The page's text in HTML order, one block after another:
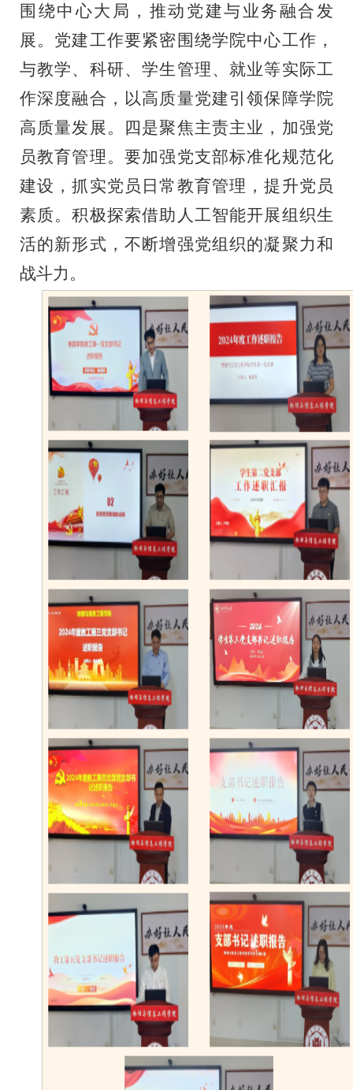
围绕中心大局，推动党建与业务融合发
展。党建工作要紧密围绕学院中心工作，
与教学、科研、学生管理、就业等实际工
作深度融合，以高质量党建引领保障学院
高质量发展。四是聚焦主责主业，加强党
员教育管理。要加强党支部标准化规范化
建设，抓实党员日常教育管理，提升党员
素质。积极探索借助人工智能开展组织生
活的新形式，不断增强党组织的凝聚力和
战斗力。